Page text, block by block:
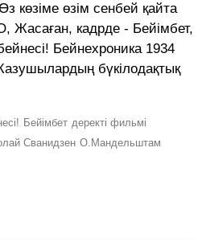
көзіме өзім сенбей қайта
Жасаған, кадрде - Бейімбет,
Бейнеxроника 1934
бүкілодақтық
Бейімбет деректі фильмі
Сванидзен О.Мандельштам